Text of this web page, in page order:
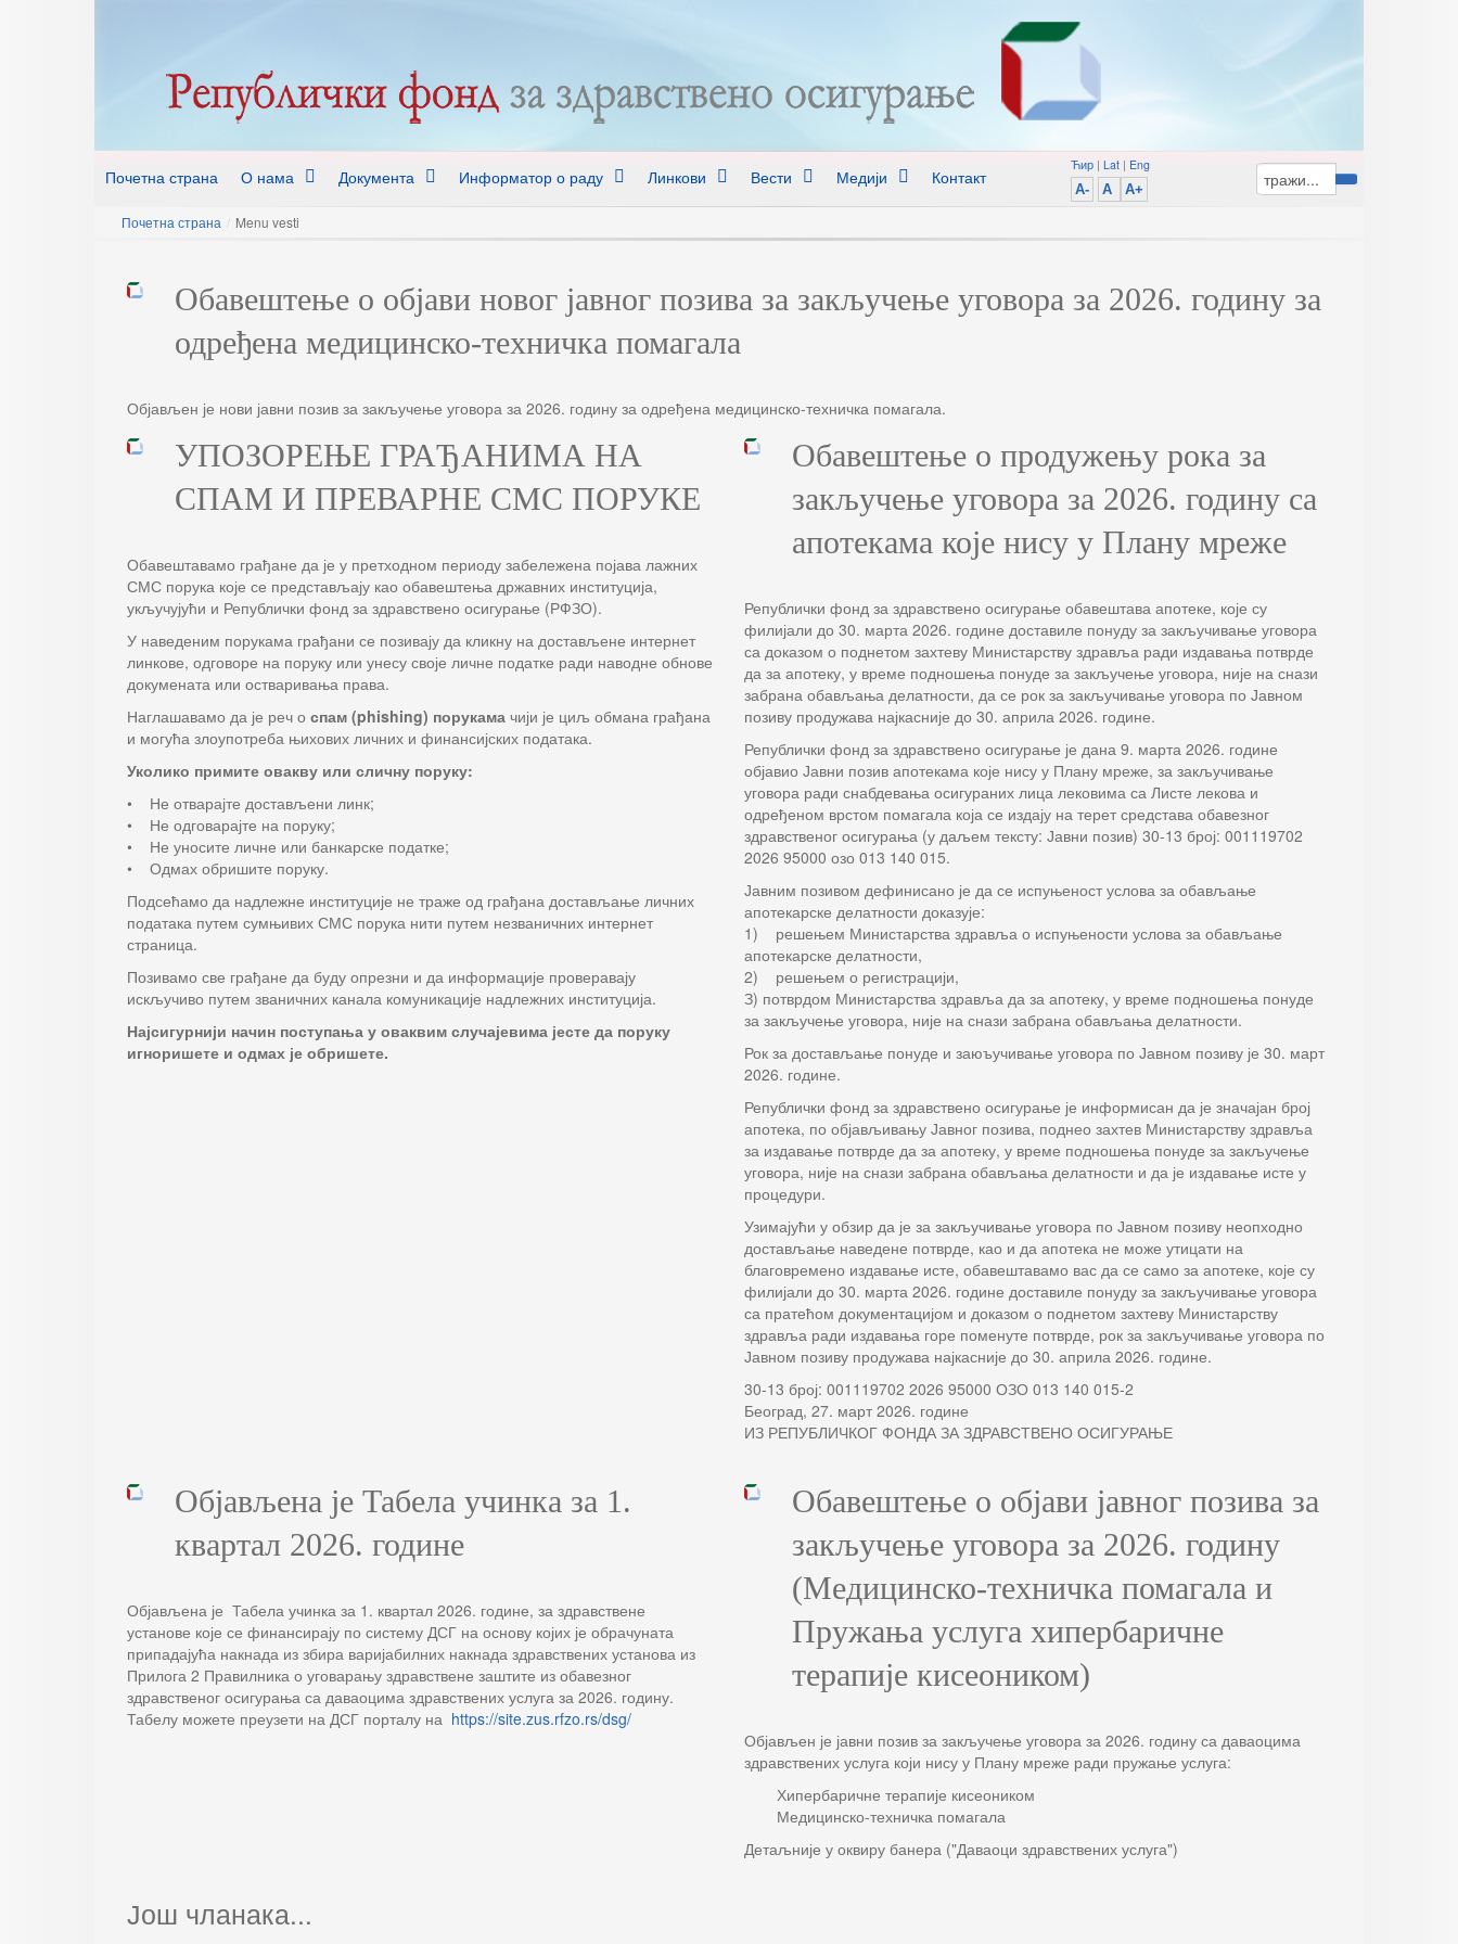
Почетна страна О нама Документа Информатор о раду Линкови Вести Медији Контакт
Ћир| Lat| Eng
A-
A A+
Почетна страна / Menu vesti
Обавештење о објави новог јавног позива за закључење уговора за 2026. годину за
одређена медицинско-техничка помагала
Објављен је нови јавни позив за закључење уговора за 2026. годину за одређена медицинско-техничка помагала.
УПОЗОРЕЊЕ ГРАЂАНИМА НА
СПАМ И ПРЕВАРНЕ СМС ПОРУКЕ
Обавештавамо грађане да је у претходном периоду забележена појава лажних
СМС порука које се представљају као обавештења државних институција,
укључујући и Републички фонд за здравствено осигурање (РФЗО).
У наведеним порукама грађани се позивају да кликну на достављене интернет
линкове, одговоре на поруку или унесу своје личне податке ради наводне обнове
докумената или остваривања права.
Наглашавамо да је реч о спам (phishing) порукама чији је циљ обмана грађана
и могућа злоупотреба њихових личних и финансијских података.
Уколико примите овакву или сличну поруку:
• Не отварајте достављени линк;
• Не одговарајте на поруку;
• Не уносите личне или банкарске податке;
• Одмах обришите поруку.
Подсећамо да надлежне институције не траже од грађана достављање личних
података путем сумњивих СМС порука нити путем незваничних интернет
страница.
Позивамо све грађане да буду опрезни и да информације проверавају
искључиво путем званичних канала комуникације надлежних институција.
Најсигурнији начин поступања у оваквим случајевима јесте да поруку
игноришете и одмах је обришете.
Обавештење о продужењу рока за
закључење уговора за 2026. годину са
апотекама које нису у Плану мреже
Републички фонд за здравствено осигурање обавештава апотеке, које су
филијали до 30. марта 2026. године доставиле понуду за закључивање уговора
са доказом о поднетом захтеву Министарству здравља ради издавања потврде
да за апотеку, у време подношења понуде за закључење уговора, није на снази
забрана обављања делатности, да се рок за закључивање уговора по Јавном
позиву продужава најкасније до 30. априла 2026. године.
Републички фонд за здравствено осигурање је дана 9. марта 2026. године
објавио Јавни позив апотекама које нису у Плану мреже, за закључивање
уговора ради снабдевања осигураних лица лековима са Листе лекова и
одређеном врстом помагала која се издају на терет средстава обавезног
здравственог осигурања (у даљем тексту: Јавни позив) 30-13 број: 001119702
2026 95000 озо 013 140 015.
Јавним позивом дефинисано је да се испуњеност услова за обављање
апотекарске делатности доказује:
1) решењем Министарства здравља о испуњености услова за обављање
апотекарске делатности,
2) решењем о регистрацији,
З) потврдом Министарства здравља да за апотеку, у време подношења понуде
за закључење уговора, није на снази забрана обављања делатности.
Рок за достављање понуде и заюъучивање уговора по Јавном позиву је 30. март
2026. године.
Републички фонд за здравствено осигурање је информисан да је значајан број
апотека, по објављивању Јавног позива, поднео захтев Министарству здравља
за издавање потврде да за апотеку, у време подношења понуде за закључење
уговора, није на снази забрана обављања делатности и да је издавање исте у
процедури.
Узимајући у обзир да је за закључивање уговора по Јавном позиву неопходно
достављање наведене потврде, као и да апотека не може утицати на
благовремено издавање исте, обавештавамо вас да се само за апотеке, које су
филијали до 30. марта 2026. године доставиле понуду за закључивање уговора
са пратећом документацијом и доказом о поднетом захтеву Министарству
здравља ради издавања горе поменуте потврде, рок за закључивање уговора по
Јавном позиву продужава најкасније до 30. априла 2026. године.
30-13 број: 001119702 2026 95000 ОЗО 013 140 015-2
Београд, 27. март 2026. године
ИЗ РЕПУБЛИЧКОГ ФОНДА ЗА ЗДРАВСТВЕНО ОСИГУРАЊЕ
Објављена је Табела учинка за 1.
квартал 2026. године
Објављена је Табела учинка за 1. квартал 2026. године, за здравствене
установе које се финансирају по систему ДСГ на основу којих је обрачуната
припадајућа накнада из збира варијабилних накнада здравствених установа из
Прилога 2 Правилника о уговарању здравствене заштите из обавезног
здравственог осигурања са даваоцима здравствених услуга за 2026. годину.
Табелу можете преузети на ДСГ порталу на https://site.zus.rfzo.rs/dsg/
Обавештење о објави јавног позива за
закључење уговора за 2026. годину
(Медицинско-техничка помагала и
Пружања услуга хипербаричне
терапије кисеоником)
Објављен је јавни позив за закључење уговора за 2026. годину са даваоцима
здравствених услуга који нису у Плану мреже ради пружање услуга:
Хипербаричне терапије кисеоником
Медицинско-техничка помагала
Детаљније у оквиру банера ("Даваоци здравствених услуга")
Још чланака...